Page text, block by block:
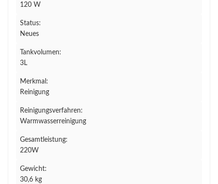
120 W
Status:
Neues
Tankvolumen:
3L
Merkmal:
Reinigung
Reinigungsverfahren:
Warmwasserreinigung
Gesamtleistung:
220W
Gewicht:
30,6 kg